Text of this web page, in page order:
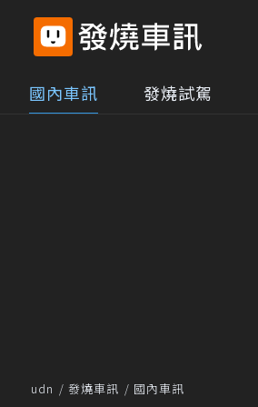
國內車訊 發燒試駕
udn 發燒車訊 國內車訊